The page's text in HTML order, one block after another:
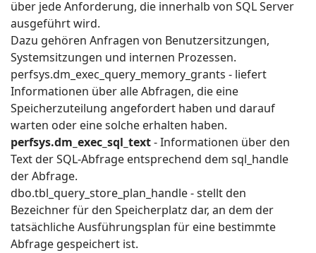
über jede Anforderung, die innerhalb von SQL Server
ausgeführt wird.
Dazu gehören Anfragen von Benutzersitzungen,
Systemsitzungen und internen Prozessen.
perfsys.dm_exec_query_memory_grants - liefert
Informationen über alle Abfragen, die eine
Speicherzuteilung angefordert haben und darauf
warten oder eine solche erhalten haben.
perfsys.dm_exec_sql_text- Informationen über den
Text der SQL-Abfrage entsprechend dem sql_handle
der Abfrage.
dbo.tbl_query_store_plan_handle - stellt den
Bezeichner für den Speicherplatz dar, an dem der
tatsächliche Ausführungsplan für eine bestimmte
Abfrage gespeichert ist.